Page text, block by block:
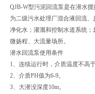
QJB-W型污泥回流泵是在潜水
为二级污水处理厂混合液回流
净化水；灌溉和控制水道系统
微扬程、大流量场所。
潜水回流泵使用条件
1、连续运行时，介质温度不高
2、介质PH值为6-9。
3、大潜没深度10m。